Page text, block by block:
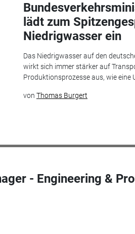
lädt zum
Niedrigwasser ein
Das Niedrigwasser auf den
wirkt sich immer stärker auf
Produktionsprozesse aus, wie eine
von Thomas Burgert
- Engineering &